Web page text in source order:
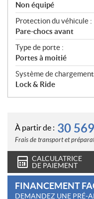
Non équipé
Protection du véhicule :
Pare-chocs avant
Type de porte :
Portes à moitié
Système de
Lock & Ride
À partir de : 30 569
Frais de transport et
CALCULATRICE
DE PAIEMENT
FINANCEMENT
DEMANDEZ UNE PRÉ-